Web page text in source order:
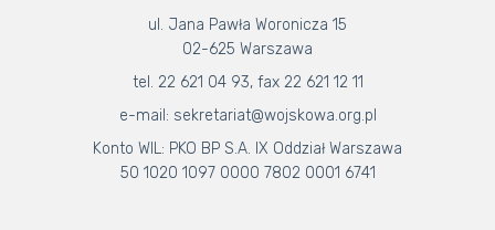
ul. Jana Pawła Woronicza 15
02-625 Warszawa
tel. 22 621 04 93, fax 22 621 12 11
e-mail: sekretariat@wojskowa.org.pl
Konto WIL: PKO BP S.A. IX Oddział Warszawa
50 1020 1097 0000 7802 0001 6741